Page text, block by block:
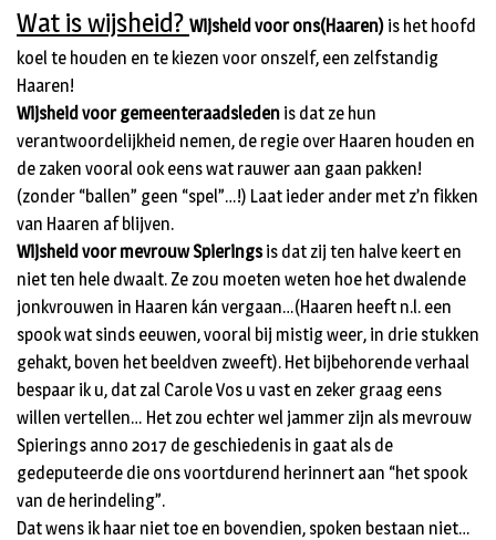
Wat is wijsheid? Wijsheid voor ons(Haaren) is het hoofd
koel te houden en te kiezen voor onszelf, een zelfstandig
Haaren!
Wijsheid voor gemeenteraadsleden is dat ze hun
verantwoordelijkheid nemen, de regie over Haaren houden en
de zaken vooral ook eens wat rauwer aan gaan pakken!
(zonder “ballen” geen “spel”…!) Laat ieder ander met z’n fikken
van Haaren af blijven.
Wijsheid voor mevrouw Spieringsis dat zij ten halve keert en
niet ten hele dwaalt. Ze zou moeten weten hoe het dwalende
jonkvrouwen in Haaren kán vergaan…(Haaren heeft n.l. een
spook wat sinds eeuwen, vooral bij mistig weer, in drie stukken
gehakt, boven het beeldven zweeft). Het bijbehorende verhaal
bespaar ik u, dat zal Carole Vos u vast en zeker graag eens
willen vertellen… Het zou echter wel jammer zijn als mevrouw
Spierings anno 2017 de geschiedenis in gaat als de
gedeputeerde die ons voortdurend herinnert aan “het spook
van de herindeling”.
Dat wens ik haar niet toe en bovendien, spoken bestaan niet…